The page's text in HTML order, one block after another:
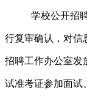
学校公开招
行复审确认，对信
招聘工作办公室发
试准考证参加面试